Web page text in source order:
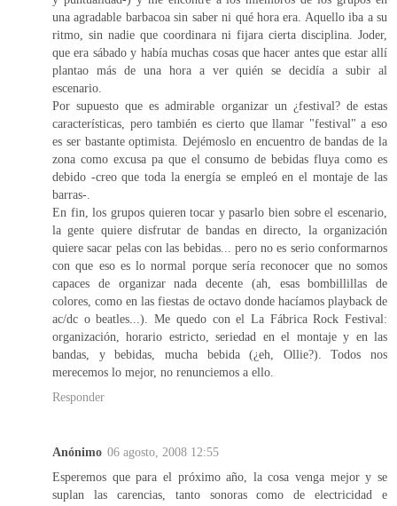
una agradable barbacoa sin saber ni qué hora era. Aquello iba a su
ritmo, sin nadie que coordinara ni fijara cierta disciplina. Joder,
que era sábado y había muchas cosas que hacer antes que estar allí
plantao más de una hora a ver quién se decidía a subir al
escenario.
Por supuesto que es admirable organizar un ¿festival? de estas
características, pero también es cierto que llamar "festival" a eso
es ser bastante optimista. Dejémoslo en encuentro de bandas de la
zona como excusa pa que el consumo de bebidas fluya como es
debido -creo que toda la energía se empleó en el montaje de las
barras-.
En fin, los grupos quieren tocar y pasarlo bien sobre el escenario,
la gente quiere disfrutar de bandas en directo, la organización
quiere sacar pelas con las bebidas... pero no es serio conformarnos
con que eso es lo normal porque sería reconocer que no somos
capaces de organizar nada decente (ah, esas bombillillas de
colores, como en las fiestas de octavo donde hacíamos playback de
ac/dc o beatles...). Me quedo con el La Fábrica Rock Festival:
organización, horario estricto, seriedad en el montaje y en las
bandas, y bebidas, mucha bebida (¿eh, Ollie?). Todos nos
merecemos lo mejor, no renunciemos a ello.
Responder
Anónimo 06 agosto, 2008 12:55
Esperemos que para el próximo año, la cosa venga mejor y se
suplan las carencias, tanto sonoras como de electricidad e